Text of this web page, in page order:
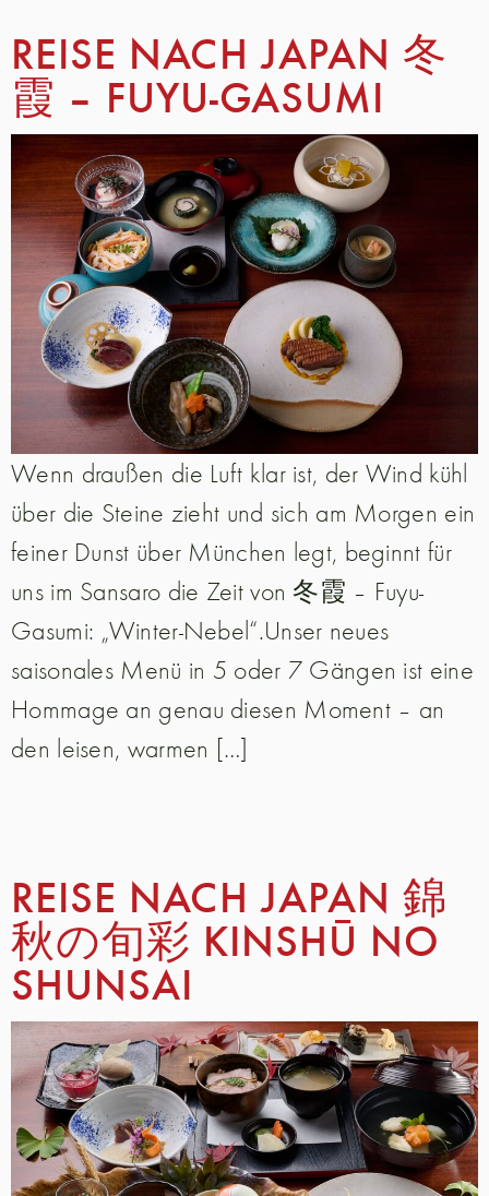
REISE NACH JAPAN 冬
霞 – FUYU-GASUMI
Wenn draußen die Luft klar ist, der Wind kühl
über die Steine zieht und sich am Morgen ein
feiner Dunst über München legt, beginnt für
uns im Sansaro die Zeit von 冬霞 – Fuyu-
Gasumi: „Winter-Nebel“.Unser neues
saisonales Menü in 5 oder 7 Gängen ist eine
Hommage an genau diesen Moment – an
den leisen, warmen […]
REISE NACH JAPAN 錦
秋の旬彩 KINSHŪ NO
SHUNSAI